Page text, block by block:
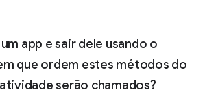
app e sair dele usando o
que ordem estes métodos do
serão chamados?